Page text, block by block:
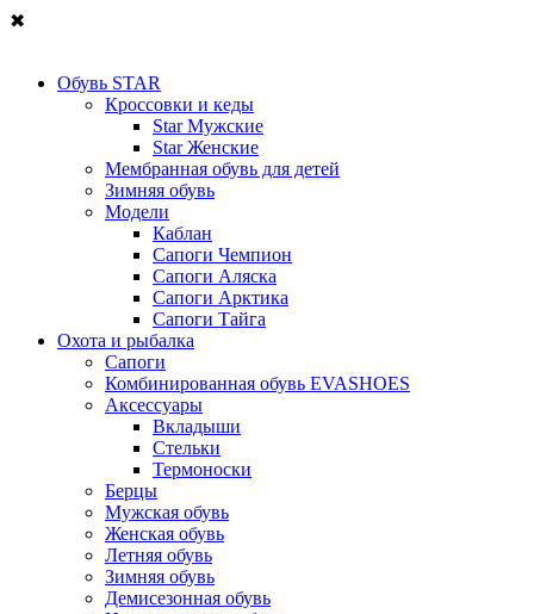
✖
Обувь STAR
Кроссовки и кеды
Star Мужские
Star Женские
Мембранная обувь для детей
Зимняя обувь
Модели
Каблан
Сапоги Чемпион
Сапоги Аляска
Сапоги Арктика
Сапоги Тайга
Охота и рыбалка
Сапоги
Комбинированная обувь EVASHOES
Аксессуары
Вкладыши
Стельки
Термоноски
Берцы
Мужская обувь
Женская обувь
Летняя обувь
Зимняя обувь
Демисезонная обувь